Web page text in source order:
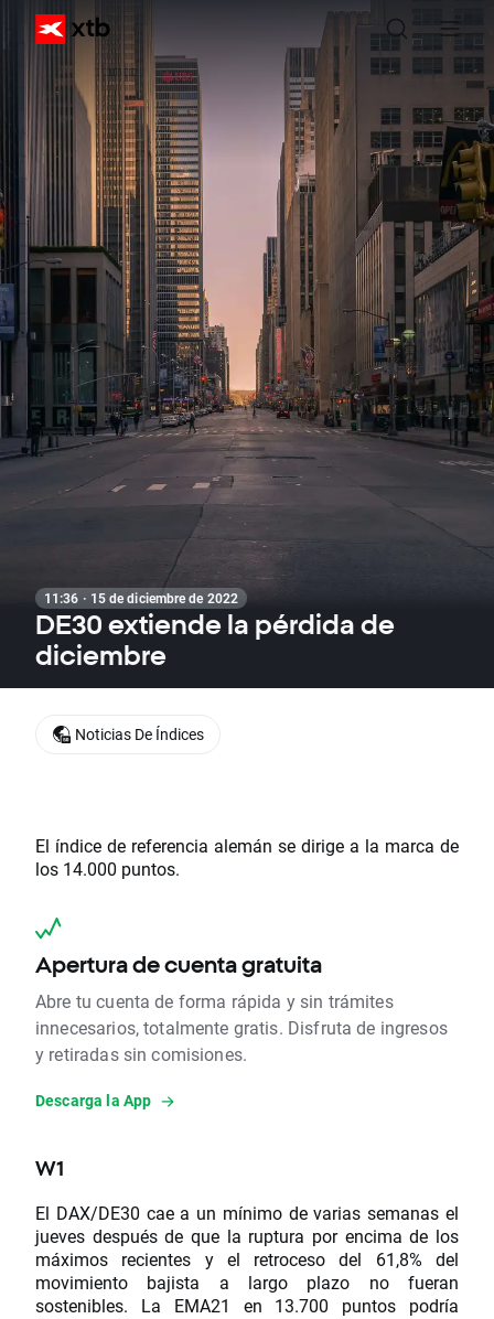
11:36 · 15 de diciembre de 2022
DE30 extiende la pérdida de
diciembre
El índice de referencia alemán se dirige a la marca de
los 14.000 puntos.
Apertura de cuenta gratuita
Abre tu cuenta de forma rápida y sin trámites
innecesarios, totalmente gratis. Disfruta de ingresos
y retiradas sin comisiones.
Descarga la App
W1
El DAX/DE30 cae a un mínimo de varias semanas el
jueves después de que la ruptura por encima de los
máximos recientes y el retroceso del 61,8% del
movimiento bajista a largo plazo no fueran
sostenibles. La EMA21 en 13.700 puntos podría
Noticias De Índices